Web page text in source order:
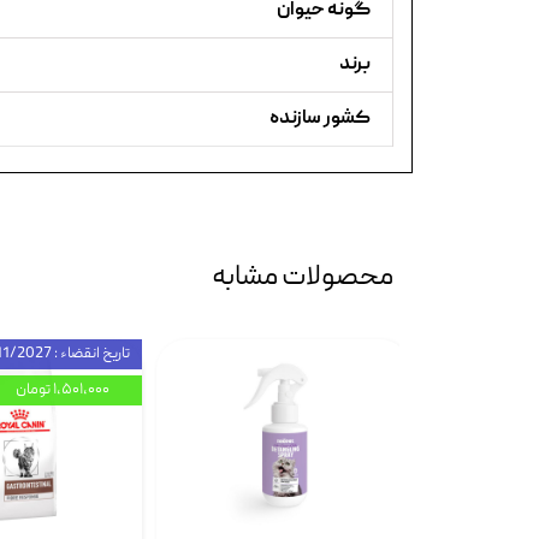
گونه حیوان
برند
کشور سازنده
محصولات مشابه
تاریخ انقضاء : 11/2027
۱,۵۰۱,۰۰۰ تومان